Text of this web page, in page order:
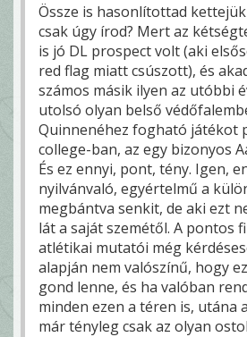
Össze is hasonlítottad
csak úgy írod? Mert az
is jó DL prospect volt (aki
red flag miatt csúszott), és
számos másik ilyen az utóbbi
utolsó olyan belső
Quinnenéhez fogható játékot
college-ban, az egy bizonyos
És ez ennyi, pont, tény. Igen,
nyilvánvaló, egyértelmű a
megbántva senkit, de aki ezt
lát a saját szemétől. A pontos
atlétikai mutatói még
alapján nem valószínű, hogy
gond lenne, és ha valóban
minden ezen a téren is, utána
már tényleg csak az olyan